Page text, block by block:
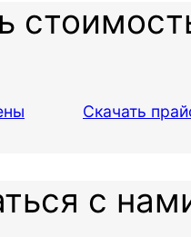
Скачать
с